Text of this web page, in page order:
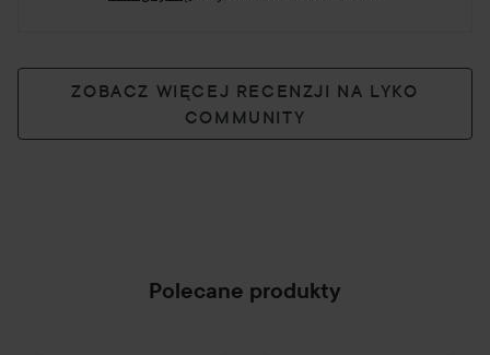
ZOBACZ WIĘCEJ RECENZJI NA LYKO
COMMUNITY
Polecane produkty